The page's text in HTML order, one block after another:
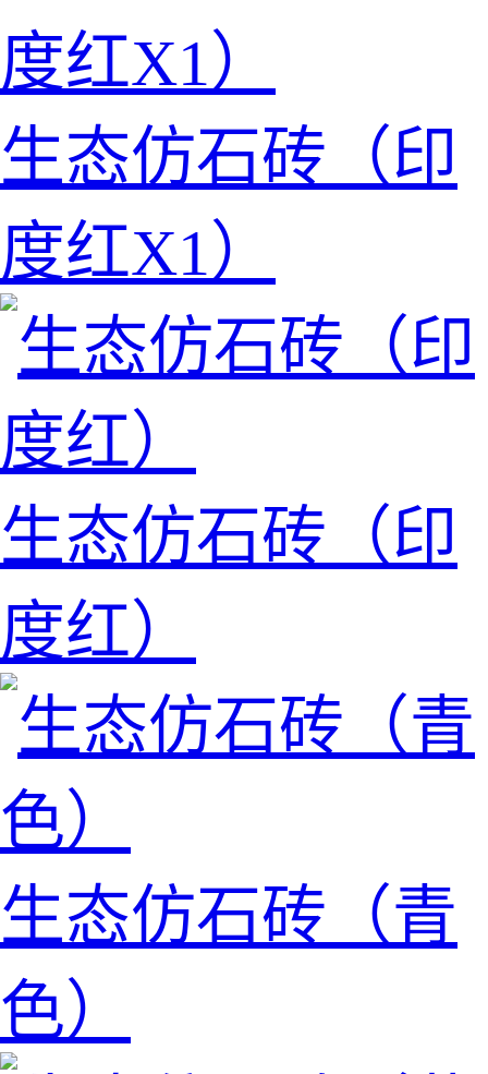
生态仿石砖（印
度红X1）
生态仿石砖（印
度红）
生态仿石砖（青
色）